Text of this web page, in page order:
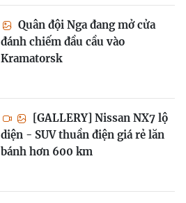
Quân đội Nga đang mở cửa
đánh chiếm đầu cầu vào
Kramatorsk
[GALLERY] Nissan NX7 lộ
diện - SUV thuần điện giá rẻ lăn
bánh hơn 600 km